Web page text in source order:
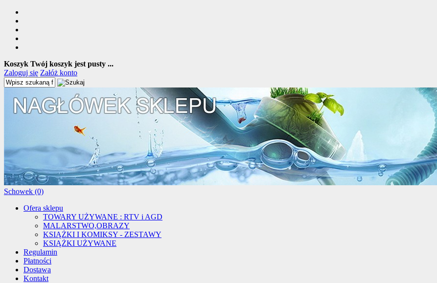
Koszyk Twój koszyk jest pusty ...
Zaloguj się Załóż konto
Schowek (0)
Ofera sklepu
TOWARY UŻYWANE : RTV i AGD
MALARSTWO,OBRAZY
KSIĄŻKI I KOMIKSY - ZESTAWY
KSIĄŻKI UŻYWANE
Regulamin
Płatności
Dostawa
Kontakt